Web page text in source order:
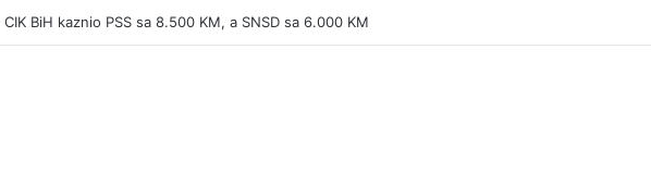
CIK BiH kaznio PSS sa 8.500 KM, a SNSD sa 6.000 KM